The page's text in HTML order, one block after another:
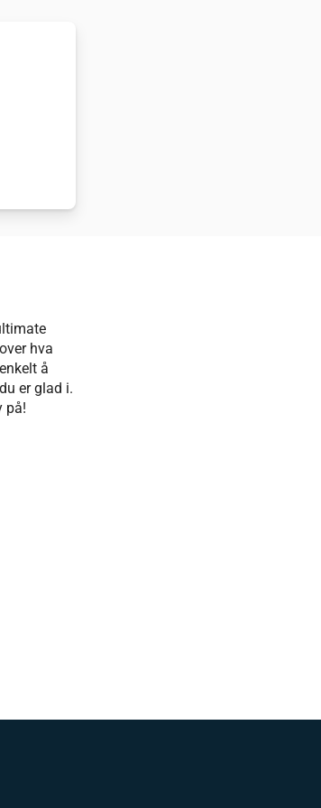
hva
å
er glad i.
på!